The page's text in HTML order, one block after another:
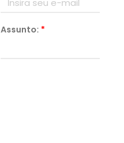
Assunto: *